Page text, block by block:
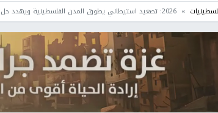
2026: تصعيد استيطاني يطوق المدن الفلسطينية ويهدد حل الدولتين